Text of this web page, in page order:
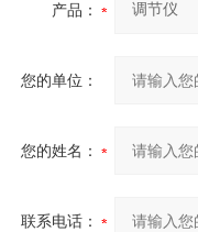
产品：
您的单位：
您的姓名：
联系电话：